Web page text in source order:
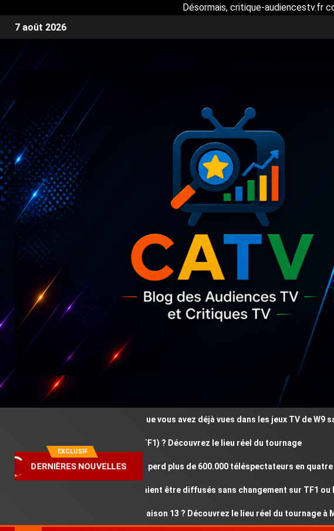
Désormais, critique-audiencestv.fr
7 août 2026
EXCLUSIF
DERNIÈRES NOUVELLES
Ces épreuves de MrBeast que vous avez déjà vues dans les jeux TV de W9 sans
Où est tournée Zodiaque (TF1) ? Découvrez le lieu réel du tournage
Audiences TV : Fort Boyard perd plus de 600.000 téléspectateurs en quatre
Ces jeux de MrBeast pourraient être diffusés sans changement sur TF1 ou M6 ?
Où est tournée Les Anges saison 13 ? Découvrez le lieu réel du tournage à